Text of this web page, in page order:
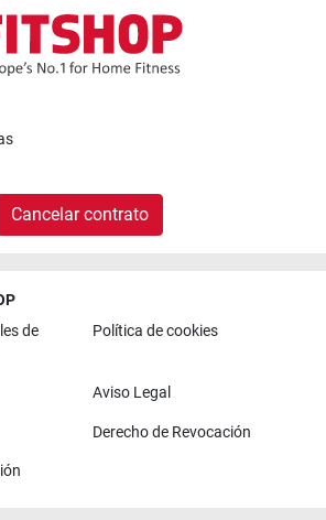
Cancelar contrato
de
Política de cookies
Aviso Legal
Derecho de Revocación